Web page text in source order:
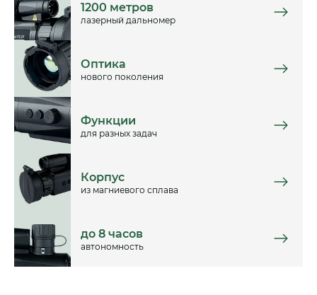
1200 метров
лазерный дальномер
Оптика
нового поколения
Функции
для разных задач
Корпус
из магниевого сплава
до 8 часов
автономность